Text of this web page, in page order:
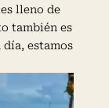
lleno de
también es
estamos